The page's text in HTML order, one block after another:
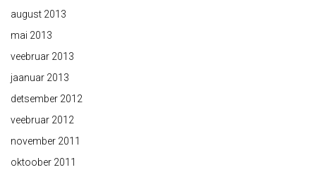
august 2013
mai 2013
veebruar 2013
jaanuar 2013
detsember 2012
veebruar 2012
november 2011
oktoober 2011